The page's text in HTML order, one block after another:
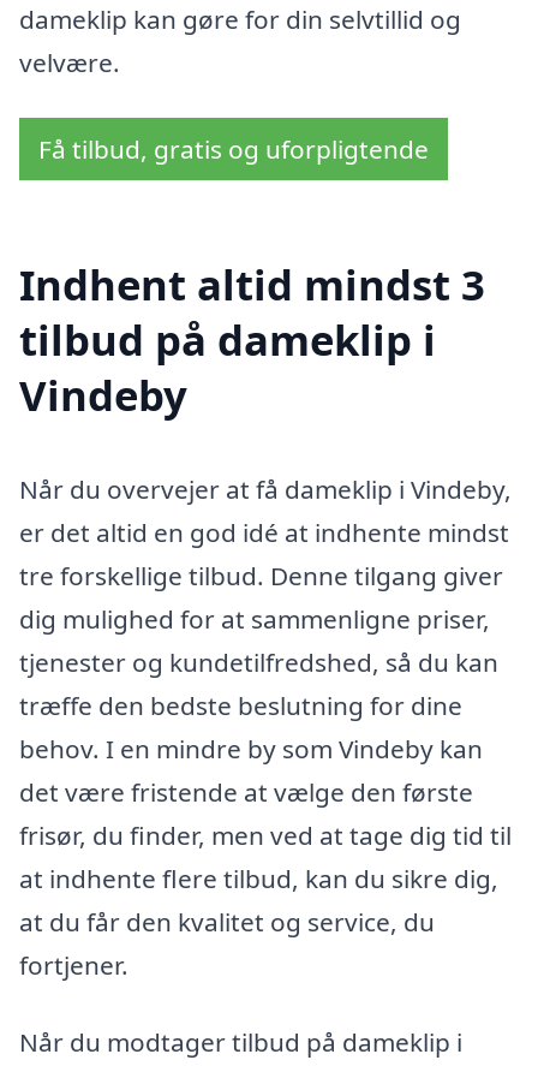
dameklip kan gøre for din selvtillid og
velvære.
Få tilbud, gratis og uforpligtende
Indhent altid mindst 3
tilbud på dameklip i
Vindeby
Når du overvejer at få dameklip i Vindeby,
er det altid en god idé at indhente mindst
tre forskellige tilbud. Denne tilgang giver
dig mulighed for at sammenligne priser,
tjenester og kundetilfredshed, så du kan
træffe den bedste beslutning for dine
behov. I en mindre by som Vindeby kan
det være fristende at vælge den første
frisør, du finder, men ved at tage dig tid til
at indhente flere tilbud, kan du sikre dig,
at du får den kvalitet og service, du
fortjener.
Når du modtager tilbud på dameklip i